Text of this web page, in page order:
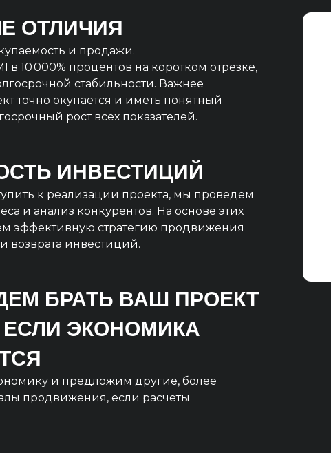
ИНВЕСТИЦИЙ
к реализации проекта, мы проведем
и анализ конкурентов. На основе этих
эффективную стратегию продвижения
возврата инвестиций.
ОТЛИЧИЯ
и продажи.
в 10 000% процентов на коротком отрезке,
стабильности. Важнее
точно окупается и иметь понятный
рост всех показателей.
БРАТЬ ВАШ ПРОЕКТ
ЕСЛИ ЭКОНОМИКА
и предложим другие, более
продвижения, если расчеты